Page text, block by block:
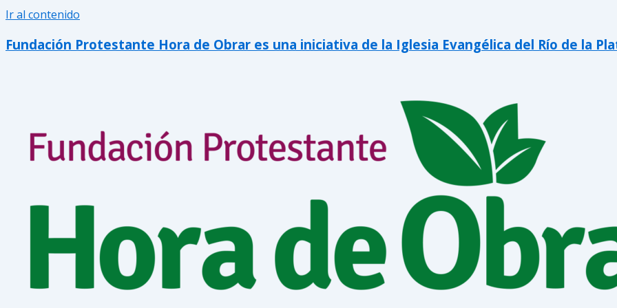
Ir al contenido
Fundación Protestante Hora de Obrar es una iniciativa de la Iglesia Evangélica del Río de la